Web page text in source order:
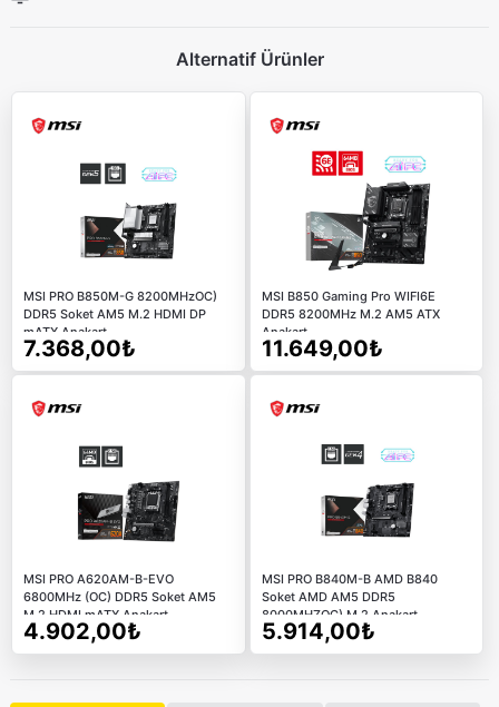
Alternatif Ürünler
MSI PRO B850M-G 8200MHzOC)
DDR5 Soket AM5 M.2 HDMI DP
mATX Anakart
7.368,00₺
MSI B850 Gaming Pro WIFI6E
DDR5 8200MHz M.2 AM5 ATX
Anakart
11.649,00₺
MSI PRO A620AM-B-EVO
6800MHz (OC) DDR5 Soket AM5
M.2 HDMI mATX Anakart
4.902,00₺
MSI PRO B840M-B AMD B840
Soket AMD AM5 DDR5
8000MHZOC) M.2 Anakart
5.914,00₺